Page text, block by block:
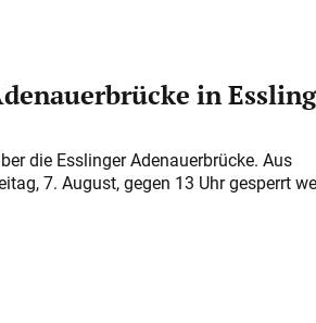
in
die Esslinger Adenauerbrücke. Aus
7. August, gegen 13 Uhr gesperrt